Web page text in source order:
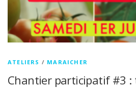
ATELIERS / MARAICHER
Chantier participatif #3 :